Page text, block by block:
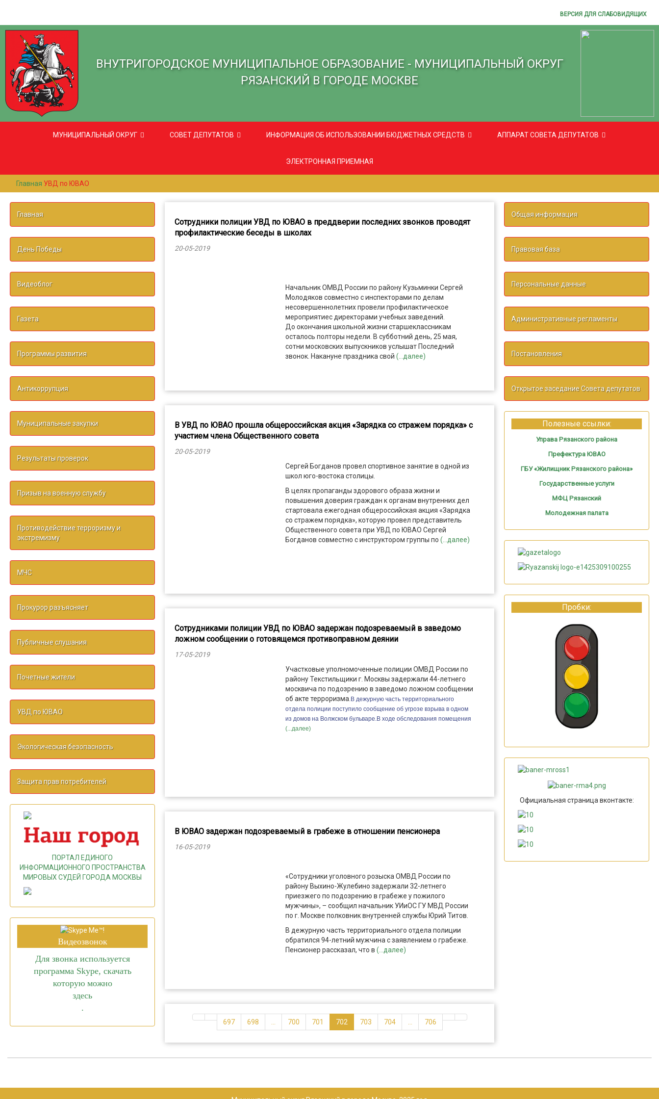
ВЕРСИЯ ДЛЯ СЛАБОВИДЯЩИХ
ВНУТРИГОРОДСКОЕ МУНИЦИПАЛЬНОЕ ОБРАЗОВАНИЕ - МУНИЦИПАЛЬНЫЙ ОКРУГ
РЯЗАНСКИЙ В ГОРОДЕ МОСКВЕ
МУНИЦИПАЛЬНЫЙ ОКРУГ СОВЕТ ДЕПУТАТОВ ИНФОРМАЦИЯ ОБ ИСПОЛЬЗОВАНИИ БЮДЖЕТНЫХ СРЕДСТВ АППАРАТ СОВЕТА ДЕПУТАТОВ
ЭЛЕКТРОННАЯ ПРИЕМНАЯ
Главная УВД по ЮВАО
Главная
День Победы
Видеоблог
Газета
Программы развития
Антикоррупция
Муниципальные закупки
Результаты проверок
Призыв на военную службу
Противодействие терроризму и
экстремизму
МЧС
Прокурор разъясняет
Публичные слушания
Почетные жители
УВД по ЮВАО
Экологическая безопасность
Защита прав потребителей
ПОРТАЛ ЕДИНОГО
ИНФОРМАЦИОННОГО ПРОСТРАНСТВА
МИРОВЫХ СУДЕЙ ГОРОДА МОСКВЫ
Видеозвонок
Для звонка используется
программа Skype, скачать
которую можно
здесь
.
Сотрудники полиции УВД по ЮВАО в преддверии последних звонков проводят
профилактические беседы в школах
20-05-2019
Начальник ОМВД России по району Кузьминки Сергей
Молодяков совместно с инспекторами по делам
несовершеннолетних провели профилактическое
мероприятиес директорами учебных заведений.
До окончания школьной жизни старшеклассникам
осталось полторы недели. В субботний день, 25 мая,
сотни московских выпускников услышат Последний
звонок. Накануне праздника свой (...далее)
В УВД по ЮВАО прошла общероссийская акция «Зарядка со стражем порядка» с
участием члена Общественного совета
20-05-2019
Сергей Богданов провел спортивное занятие в одной из
школ юго-востока столицы.
В целях пропаганды здорового образа жизни и
повышения доверия граждан к органам внутренних дел
стартовала ежегодная общероссийская акция «Зарядка
со стражем порядка», которую провел представитель
Общественного совета при УВД по ЮВАО Сергей
Богданов совместно с инструктором группы по (...далее)
Сотрудниками полиции УВД по ЮВАО задержан подозреваемый в заведомо
ложном сообщении о готовящемся противоправном деянии
17-05-2019
Участковые уполномоченные полиции ОМВД России по
району Текстильщики г. Москвы задержали 44-летнего
москвича по подозрению в заведомо ложном сообщении
об акте терроризма. В дежурную часть территориального
отдела полиции поступило сообщение об угрозе взрыва в одном
из домов на Волжском бульваре.В ходе обследования помещения
(...далее)
В ЮВАО задержан подозреваемый в грабеже в отношении пенсионера
16-05-2019
«Сотрудники уголовного розыска ОМВД России по
району Выхино-Жулебино задержали 32-летнего
приезжего по подозрению в грабеже у пожилого
мужчины», – сообщил начальник УИиОС ГУ МВД России
по г. Москве полковник внутренней службы Юрий Титов.
В дежурную часть территориального отдела полиции
обратился 94-летний мужчина с заявлением о грабеже.
Пенсионер рассказал, что в (...далее)
697 698 700 701 702 703 704 706
Общая информация
Правовая база
Персональные данные
Административные регламенты
Постановления
Открытое заседание Совета депутатов
Полезные ссылки:
Управа Рязанского района
Префектура ЮВАО
ГБУ «Жилищник Рязанского района»
Государственные услуги
МФЦ Рязанский
Молодежная палата
Пробки:
Официальная страница вконтакте: